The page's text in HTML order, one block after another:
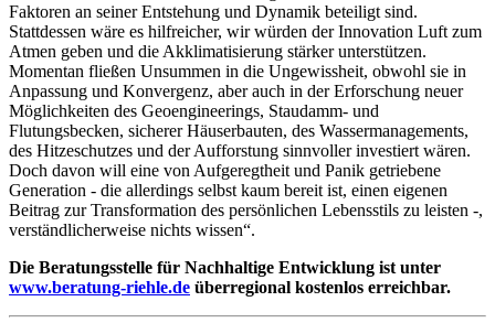
Faktoren an seiner Entstehung und Dynamik beteiligt sind.
Stattdessen wäre es hilfreicher, wir würden der Innovation Luft zum
Atmen geben und die Akklimatisierung stärker unterstützen.
Momentan fließen Unsummen in die Ungewissheit, obwohl sie in
Anpassung und Konvergenz, aber auch in der Erforschung neuer
Möglichkeiten des Geoengineerings, Staudamm- und
Flutungsbecken, sicherer Häuserbauten, des Wassermanagements,
des Hitzeschutzes und der Aufforstung sinnvoller investiert wären.
Doch davon will eine von Aufgeregtheit und Panik getriebene
Generation - die allerdings selbst kaum bereit ist, einen eigenen
Beitrag zur Transformation des persönlichen Lebensstils zu leisten -,
verständlicherweise nichts wissen“.
Die Beratungsstelle für Nachhaltige Entwicklung ist unter
www.beratung-riehle.de überregional kostenlos erreichbar.